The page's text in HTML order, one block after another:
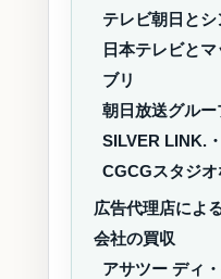
テレビ朝日と
日本テレビと
ブリ
朝日放送グル
SILVER LINK.
CGCGスタジオ
広告代理店によ
会社の買収
アサツー ディ